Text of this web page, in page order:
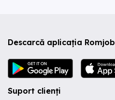
Descarcă aplicația Romjob
Suport clienți